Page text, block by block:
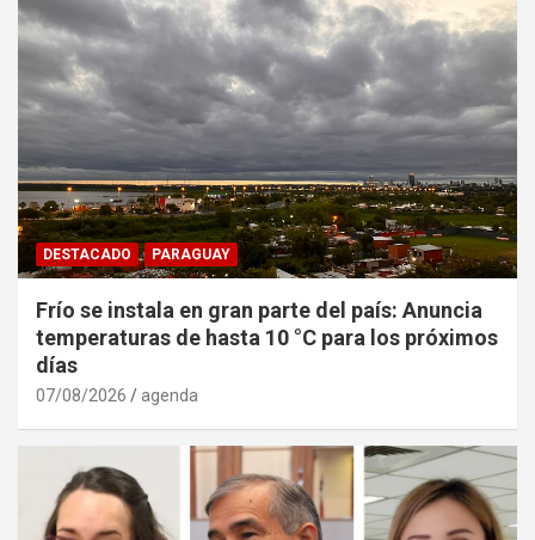
DESTACADO PARAGUAY
Frío se instala en gran parte del país: Anuncia
temperaturas de hasta 10 °C para los próximos
días
07/08/2026 agenda